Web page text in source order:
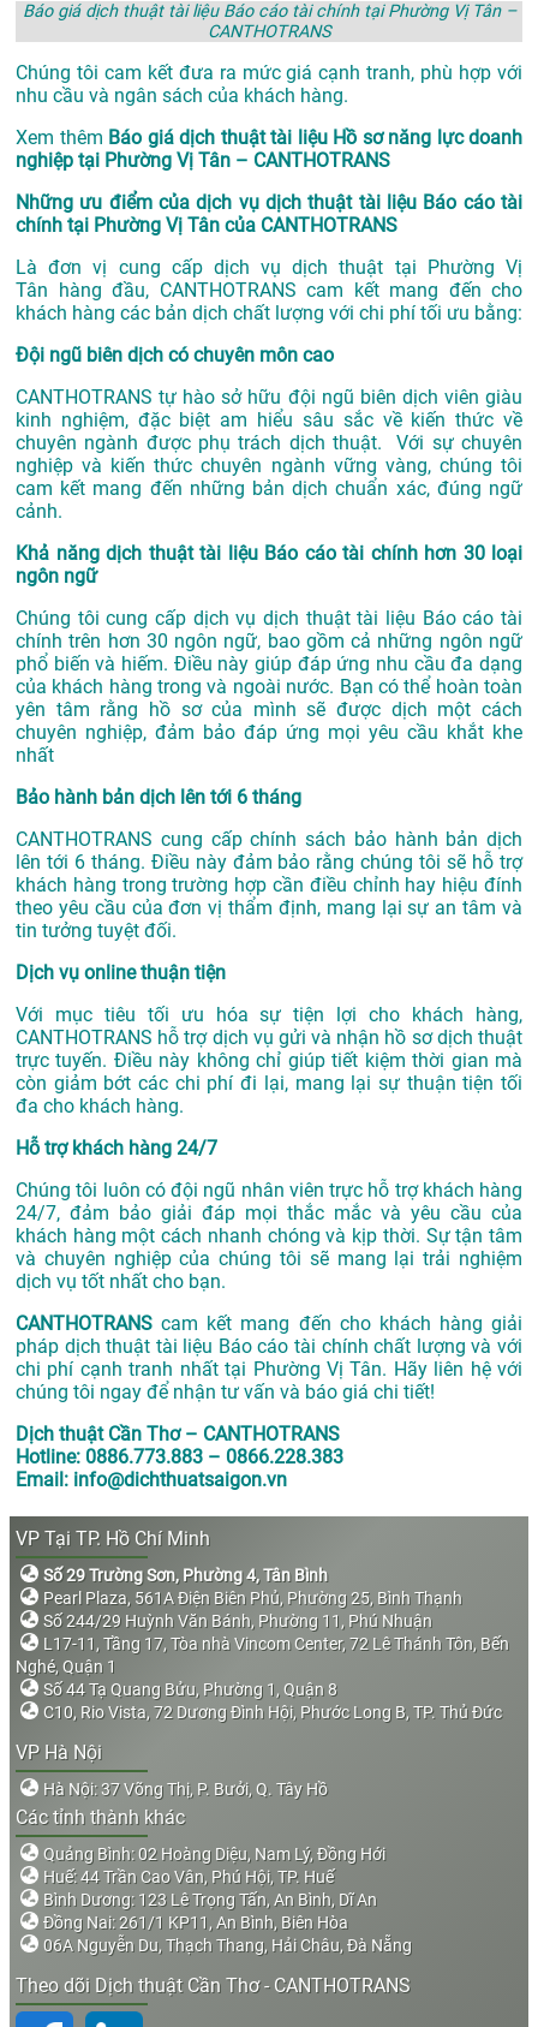
Báo giá dịch thuật tài liệu Báo cáo tài chính tại Phường Vị Tân –
CANTHOTRANS
Chúng tôi cam kết đưa ra mức giá cạnh tranh, phù hợp với
nhu cầu và ngân sách của khách hàng.
Xem thêm Báo giá dịch thuật tài liệu Hồ sơ năng lực doanh
nghiệp tại Phường Vị Tân – CANTHOTRANS
Những ưu điểm của dịch vụ dịch thuật tài liệu Báo cáo tài
chính tại Phường Vị Tân của CANTHOTRANS
Là đơn vị cung cấp dịch vụdịch thuật tại Phường Vị
Tân hàng đầu, CANTHOTRANS cam kết mang đến cho
khách hàng các bản dịch chất lượng với chi phí tối ưu bằng:
Đội ngũ biên dịch có chuyên môn cao
CANTHOTRANS tự hào sở hữu đội ngũ biên dịch viên giàu
kinh nghiệm, đặc biệt am hiểu sâu sắc về kiến thức về
chuyên ngành được phụ trách dịch thuật. Với sự chuyên
nghiệp và kiến thức chuyên ngành vững vàng, chúng tôi
cam kết mang đến những bản dịch chuẩn xác, đúng ngữ
cảnh.
Khả năng dịch thuật tài liệu Báo cáo tài chính hơn 30 loại
ngôn ngữ
Chúng tôi cung cấp dịch vụ dịch thuật tài liệu Báo cáo tài
chính trên hơn 30 ngôn ngữ, bao gồm cả những ngôn ngữ
phổ biến và hiếm. Điều này giúp đáp ứng nhu cầu đa dạng
của khách hàng trong và ngoài nước. Bạn có thể hoàn toàn
yên tâm rằng hồ sơ của mình sẽ được dịch một cách
chuyên nghiệp, đảm bảo đáp ứng mọi yêu cầu khắt khe
nhất
Bảo hành bản dịch lên tới 6 tháng
CANTHOTRANS cung cấp chính sách bảo hành bản dịch
lên tới 6 tháng. Điều này đảm bảo rằng chúng tôi sẽ hỗ trợ
khách hàng trong trường hợp cần điều chỉnh hay hiệu đính
theo yêu cầu của đơn vị thẩm định, mang lại sự an tâm và
tin tưởng tuyệt đối.
Dịch vụ online thuận tiện
Với mục tiêu tối ưu hóa sự tiện lợi cho khách hàng,
CANTHOTRANS hỗ trợ dịch vụ gửi và nhận hồ sơ dịch thuật
trực tuyến. Điều này không chỉ giúp tiết kiệm thời gian mà
còn giảm bớt các chi phí đi lại, mang lại sự thuận tiện tối
đa cho khách hàng.
Hỗ trợ khách hàng 24/7
Chúng tôi luôn có đội ngũ nhân viên trực hỗ trợ khách hàng
24/7, đảm bảo giải đáp mọi thắc mắc và yêu cầu của
khách hàng một cách nhanh chóng và kịp thời. Sự tận tâm
và chuyên nghiệp của chúng tôi sẽ mang lại trải nghiệm
dịch vụ tốt nhất cho bạn.
CANTHOTRANS cam kết mang đến cho khách hàng giải
pháp dịch thuật tài liệu Báo cáo tài chính chất lượng và với
chi phí cạnh tranh nhất tại Phường Vị Tân. Hãy liên hệ với
chúng tôi ngay để nhận tư vấn và báo giá chi tiết!
Dịch thuật Cần Thơ – CANTHOTRANS
Hotline: 0886.773.883 – 0866.228.383
Email: info@dichthuatsaigon.vn
VP Tại TP. Hồ Chí Minh
Số 29 Trường Sơn, Phường 4, Tân Bình
Pearl Plaza, 561A Điện Biên Phủ, Phường 25, Bình Thạnh
Số 244/29 Huỳnh Văn Bánh, Phường 11, Phú Nhuận
L17-11, Tầng 17, Tòa nhà Vincom Center, 72 Lê Thánh Tôn, Bến
Nghé, Quận 1
Số 44 Tạ Quang Bửu, Phường 1, Quận 8
C10, Rio Vista, 72 Dương Đình Hội, Phước Long B, TP. Thủ Đức
VP Hà Nội
Hà Nội: 37 Võng Thị, P. Bưởi, Q. Tây Hồ
Các tỉnh thành khác
Quảng Bình: 02 Hoàng Diệu, Nam Lý, Đồng Hới
Huế: 44 Trần Cao Vân, Phú Hội, TP. Huế
Bình Dương: 123 Lê Trọng Tấn, An Bình, Dĩ An
Đồng Nai: 261/1 KP11, An Bình, Biên Hòa
06A Nguyễn Du, Thạch Thang, Hải Châu, Đà Nẵng
Theo dõi Dịch thuật Cần Thơ - CANTHOTRANS